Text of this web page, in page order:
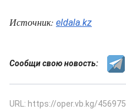
Источник: eldala.kz
Сообщи свою новость:
URL: https://oper.vb.kg/456975